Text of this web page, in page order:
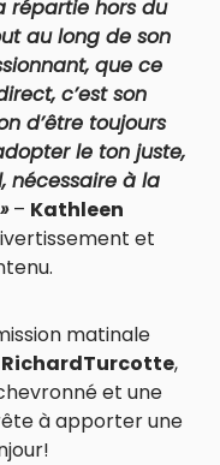
répartie hors du
au long de son
que ce
c’est son
d’être toujours
le ton juste,
nécessaire à la
– Kathleen
et
matinale
RichardTurcotte,
et une
à apporter une